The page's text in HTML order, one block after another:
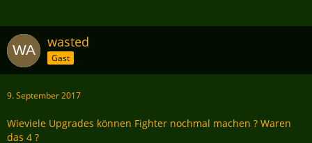
wasted
Gast
9. September 2017
Wieviele Upgrades können Fighter nochmal machen ? Waren
das 4 ?